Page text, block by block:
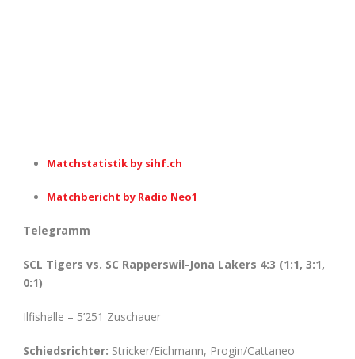
Matchstatistik by sihf.ch
Matchbericht by Radio Neo1
Telegramm
SCL Tigers vs. SC Rapperswil-Jona Lakers 4:3 (1:1, 3:1,
0:1)
Ilfishalle – 5’251 Zuschauer
Schiedsrichter: Stricker/Eichmann, Progin/Cattaneo